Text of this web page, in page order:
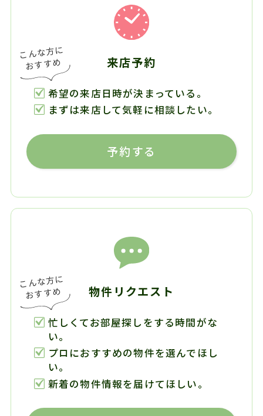
来店予約
希望の来店日時が決まっている。
まずは来店して気軽に相談したい。
予約する
物件リクエスト
忙しくてお部屋探しをする時間がな
い。
プロにおすすめの物件を選んでほし
い。
新着の物件情報を届けてほしい。